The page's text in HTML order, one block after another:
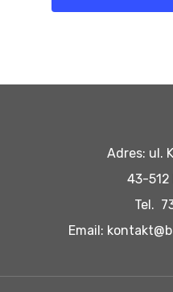
Adres: ul.
43-
Tel.
Email: